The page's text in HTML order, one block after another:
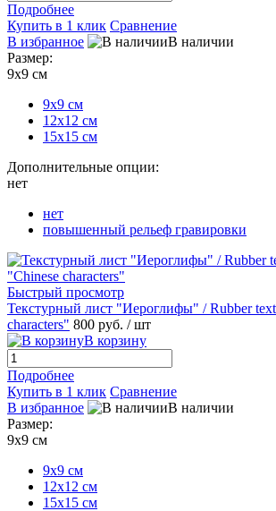
Подробнее
Купить в 1 клик Сравнение
В избранное
В наличии
Размер:
9х9 см
9х9 см
12х12 см
15х15 см
Дополнительные опции:
нет
нет
повышенный рельеф гравировки
Быстрый просмотр
Текстурный лист "Иероглифы" / Rubber
characters" 800 руб. / шт
В корзину
Подробнее
Купить в 1 клик Сравнение
В избранное
В наличии
Размер:
9х9 см
9х9 см
12х12 см
15х15 см